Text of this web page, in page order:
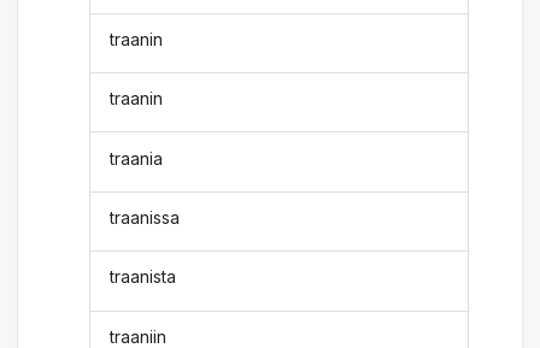
traanin
traanin
traania
traanissa
traanista
traaniin